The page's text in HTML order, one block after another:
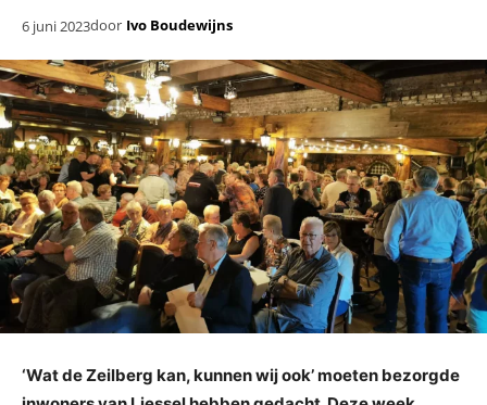
6 juni 2023door Ivo Boudewijns
‘Wat de Zeilberg kan, kunnen wij ook’ moeten bezorgde